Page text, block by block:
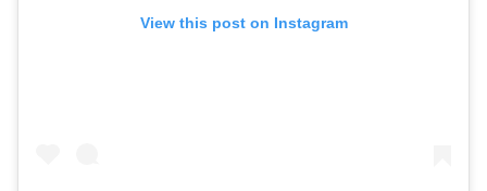
View this post on Instagram